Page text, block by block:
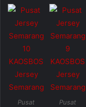
Pusat
Pusat